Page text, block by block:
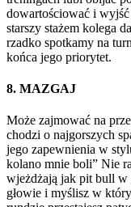
dowartościować i
starszy stażem kolega
rzadko spotkamy na
końca jego priorytet.
8. MAZGAJ
Może zajmować na
chodzi o najgorszych
jego zapewnienia w
kolano mnie boli” Nie
wjeżdżają jak pit bull w
głowie i myślisz w